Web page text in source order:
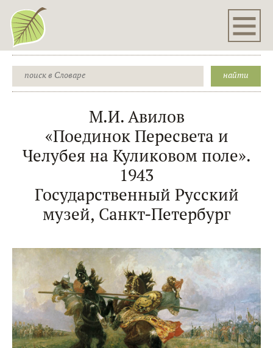
М.И. Авилов
«Поединок Пересвета и
Челубея на Куликовом поле».
1943
Государственный Русский
музей, Санкт-Петербург